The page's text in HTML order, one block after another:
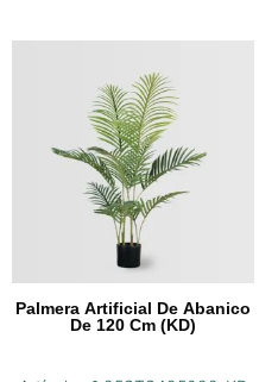
Palmera Artificial De Abanico
De 120 Cm (KD)